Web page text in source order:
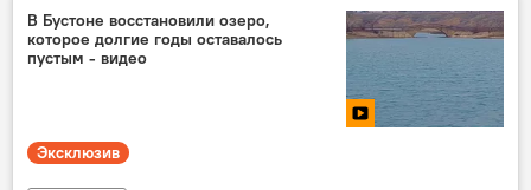
В Бустоне восстановили озеро,
которое долгие годы оставалось
пустым - видео
Эксклюзив